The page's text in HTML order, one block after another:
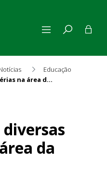
Educação
CLDF aprova diversas matérias na área da educação
diversas
da